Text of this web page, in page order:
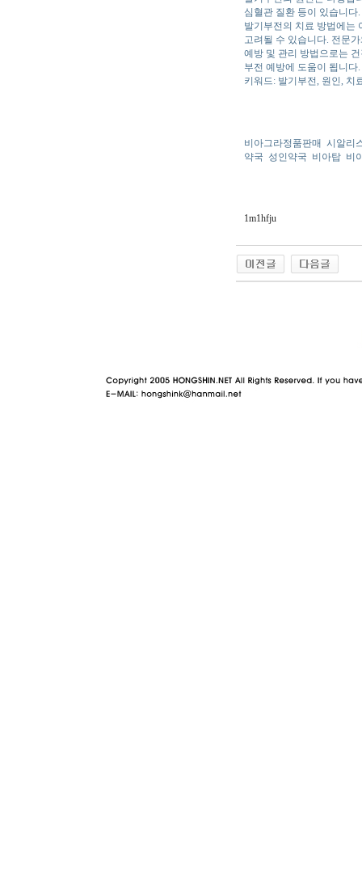
심혈관 질환 등이 있습니
발기부전의 치료 방법에는
고려될 수 있습니다. 전문
예방 및 관리 방법으로는
부전 예방에 도움이 됩니
키워드: 발기부전, 원인, 치
비아그라정품판매 시알리
약국 성인약국 비아탑 비
1m1hfju